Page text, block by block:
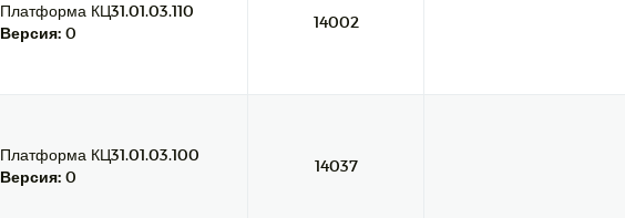
Платформа КЦ31.01.03.110
Версия: 0
14002
Платформа КЦ31.01.03.100
Версия: 0
14037